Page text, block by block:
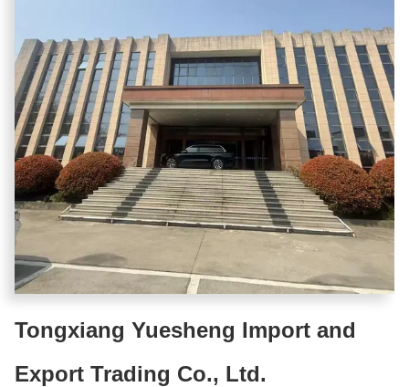
Tongxiang Yuesheng Import and
Export Trading Co., Ltd.